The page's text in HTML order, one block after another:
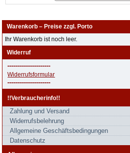
Warenkorb – Preise zzgl. Porto
Ihr Warenkorb ist noch leer.
Widerruf
----------------------
Widerrufsformular
----------------------
!!Verbraucherinfo!!
Zahlung und Versand
Widerrufsbelehrung
Allgemeine Geschäftsbedingungen
Datenschutz